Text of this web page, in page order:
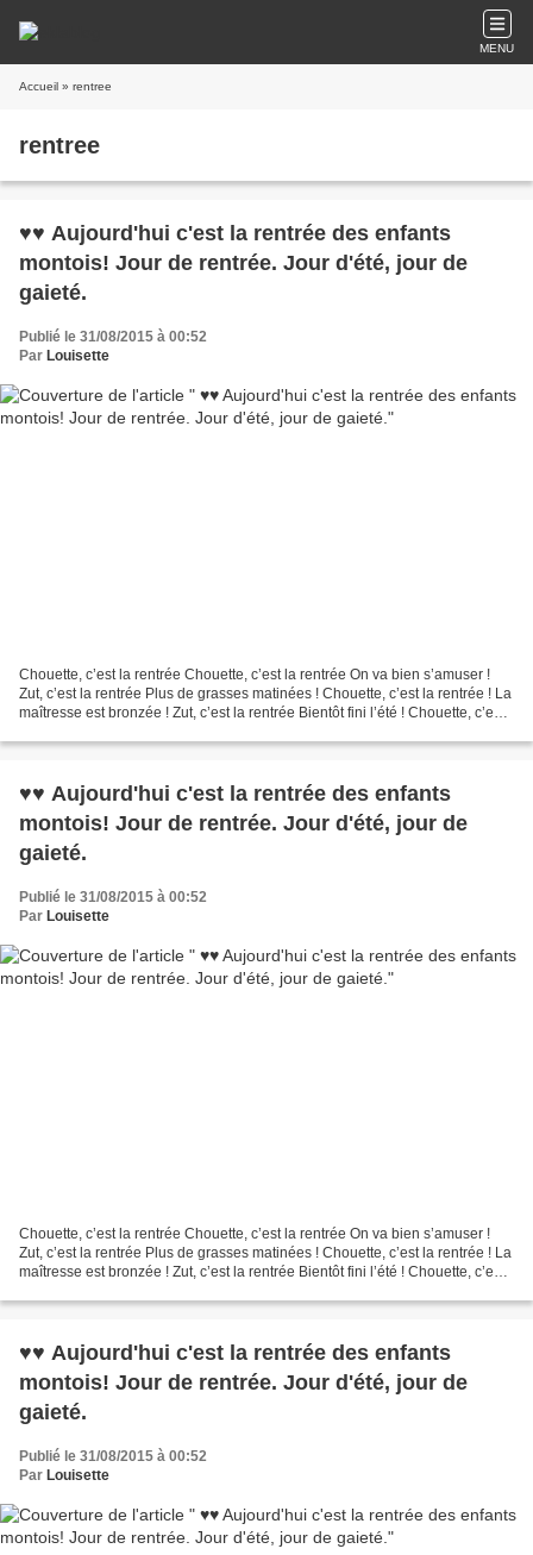
MENU
Accueil » rentree
rentree
♥♥ Aujourd'hui c'est la rentrée des enfants
montois! Jour de rentrée. Jour d'été, jour de
gaieté.
Publié le 31/08/2015 à 00:52
Par Louisette
Chouette, c’est la rentrée Chouette, c’est la rentrée On va bien s’amuser !
Zut, c’est la rentrée Plus de grasses matinées ! Chouette, c’est la rentrée ! La
maîtresse est bronzée ! Zut, c’est la rentrée Bientôt fini l’été ! Chouette, c’est
♥♥ Aujourd'hui c'est la rentrée des enfants
montois! Jour de rentrée. Jour d'été, jour de
gaieté.
Publié le 31/08/2015 à 00:52
Par Louisette
Chouette, c’est la rentrée Chouette, c’est la rentrée On va bien s’amuser !
Zut, c’est la rentrée Plus de grasses matinées ! Chouette, c’est la rentrée ! La
maîtresse est bronzée ! Zut, c’est la rentrée Bientôt fini l’été ! Chouette, c’est
♥♥ Aujourd'hui c'est la rentrée des enfants
montois! Jour de rentrée. Jour d'été, jour de
gaieté.
Publié le 31/08/2015 à 00:52
Par Louisette